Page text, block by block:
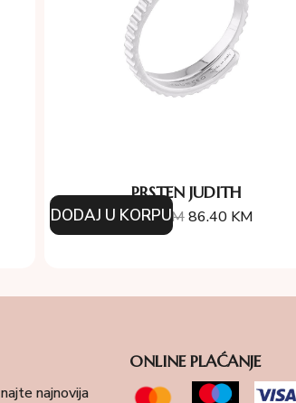
PRSTEN JUDITH
96.00KM86.40 KM
DODAJ U KORPU
najnovija
ONLINE PLAĆANJE